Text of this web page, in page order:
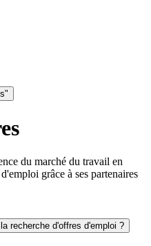
du marché du travail en
grâce à ses partenaires
recherche d'offres d'emploi ?